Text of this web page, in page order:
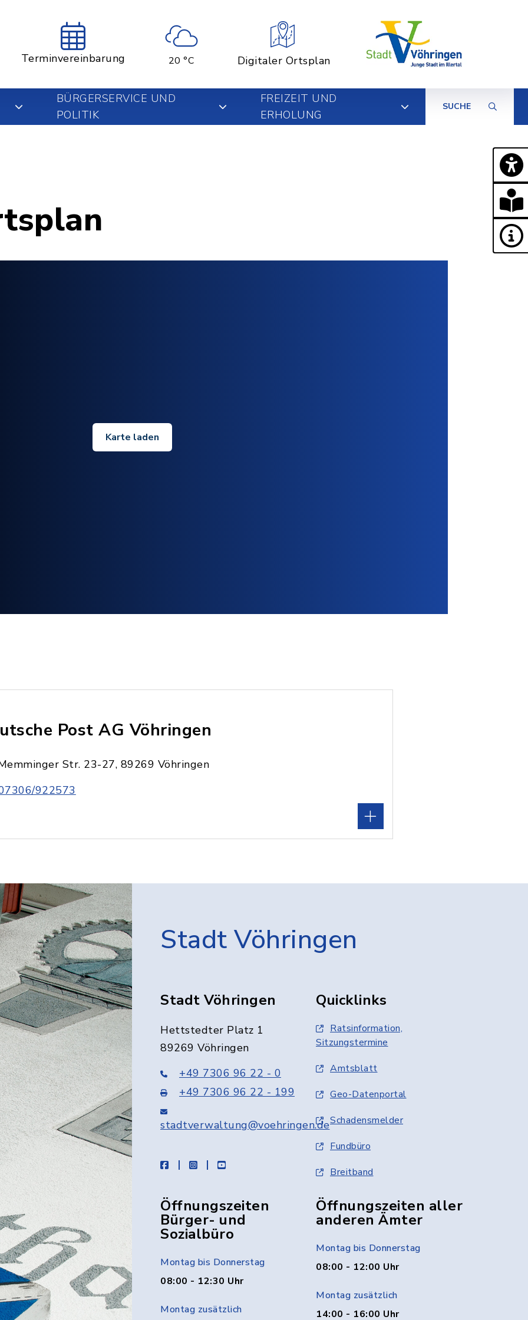
Terminvereinbarung 20 °C Digitaler Ortsplan
BÜRGERSERVICE UND
POLITIK
FREIZEIT UND
ERHOLUNG
SUCHE
Karte laden
Post AG Vöhringen
Str. 23-27, 89269 Vöhringen
922573
Stadt Vöhringen
Stadt Vöhringen
Hettstedter Platz 1
89269 Vöhringen
+49 7306 96 22 - 0
+49 7306 96 22 - 199
stadtverwaltung@voehringen.de
facebookinstagramyoutube
Quicklinks
Ratsinformation,
Sitzungstermine
Amtsblatt
Geo-Datenportal
Schadensmelder
Fundbüro
Breitband
Öffnungszeiten
Bürger- und
Sozialbüro
Montag bis Donnerstag
08:00 - 12:30 Uhr
Montag zusätzlich
Öffnungszeiten aller
anderen Ämter
Montag bis Donnerstag
08:00 - 12:00 Uhr
Montag zusätzlich
14:00 - 16:00 Uhr